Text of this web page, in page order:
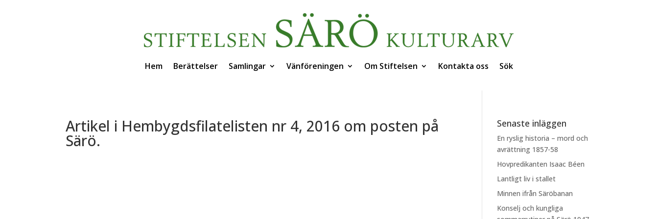
Hem Berättelser Samlingar Vänföreningen Om Stiftelsen Kontakta oss Sök
Artikel i Hembygdsfilatelisten nr 4, 2016 om posten på
Särö.
Senaste inläggen
En ryslig historia – mord och
avrättning 1857-58
Hovpredikanten Isaac Béen
Lantligt liv i stallet
Minnen ifrån Säröbanan
Konselj och kungliga